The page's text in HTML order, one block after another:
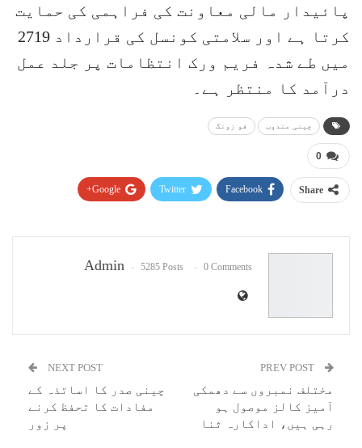
پائیدار مالی معاونت کی فراہمی کی حمایت
کرتا ہے اور سلامتی کونسل کی قرارداد 2719
میں طے شدہ فریم ورک انتظامات پر جلد عمل
درآمد کا منتظر ہے۔
چینی مندوب فو زونگ
0
Share
Facebook
Twitter
Google+
Admin 5285 Posts 0 Comments
مختلف نمبروں سے دھمکی
آمیز کالز موصول ہو
رہی ہیں، اداکارہ ثنا
NEXT POST
چینی صدر کا اساتذہ کے
مفادات کا تحفظ کرنے
پر زور